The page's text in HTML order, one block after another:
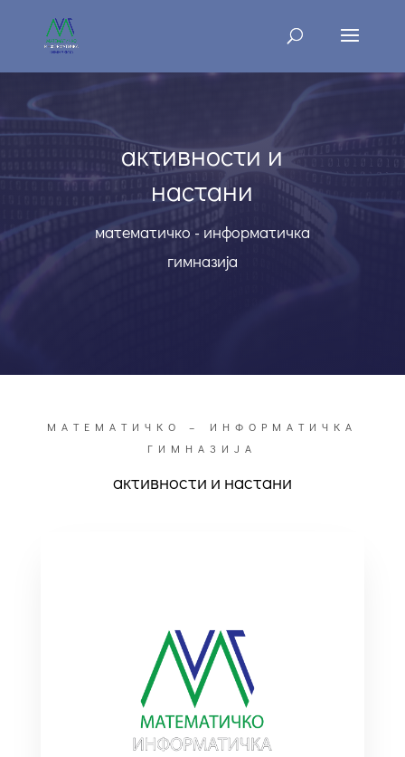
активности и
настани
математичко - информатичка
гимназија
МАТЕМАТИЧКО – ИНФОРМАТИЧКА
ГИМНАЗИЈА
активности и настани